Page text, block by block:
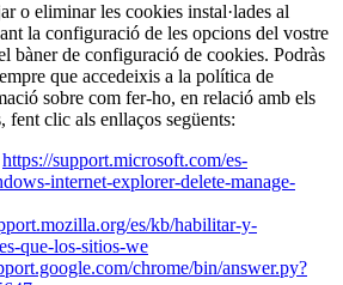
o eliminar les cookies instal·lades al
la configuració de les opcions del vostre
bàner de configuració de cookies. Podràs
que accedeixis a la política de
sobre com fer-ho, en relació amb els
fent clic als enllaços següents:
https://support.microsoft.com/es-
internet-explorer-delete-manage-
es/kb/habilitar-y-
que-los-sitios-we
chrome/bin/answer.py?